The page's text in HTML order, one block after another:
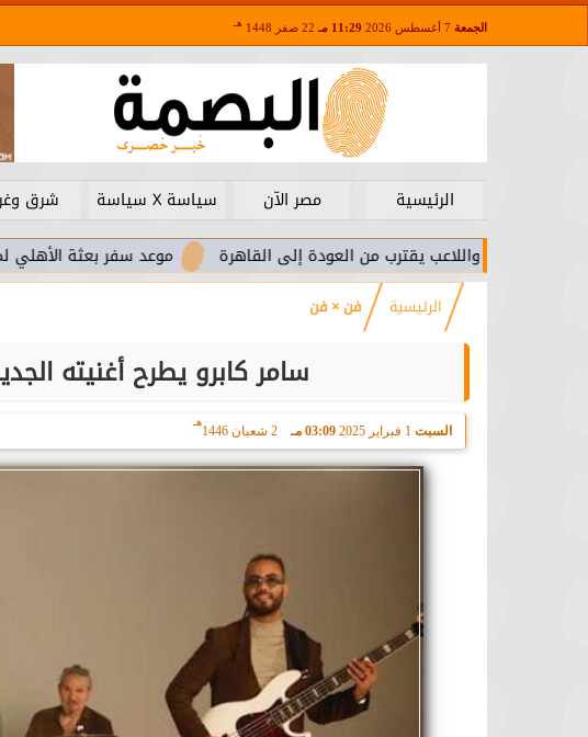
الجمعة 11:29 مـ 22 صفر 1448 هـ
الرئيسية مصر الآن سياسة X سياسة شرق
موعد سفر بعثة الأهلي لمواجهة واللاعب يقترب من العودة إلى القاهرة
الرئيسية فن × فن
سامر كابرو يطرح أغنيته
السبت 1 فبراير 2025 03:09 مـ 2 شعبان 1446
هـ